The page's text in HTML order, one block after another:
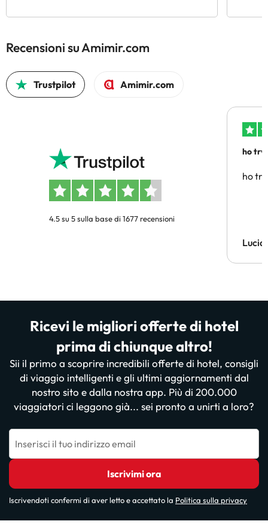
Recensioni su Amimir.com
Trustpilot Amimir.com
4.5 su 5 sulla base di 1677 recensioni
ho
ho
Lucia
Ricevi le migliori offerte di hotel
prima di chiunque altro!
Sii il primo a scoprire incredibili offerte di hotel, consigli
di viaggio intelligenti e gli ultimi aggiornamenti dal
nostro sito e dalla nostra app. Più di 200.000
viaggiatori ci leggono già... sei pronto a unirti a loro?
Inserisci il tuo indirizzo email
Iscrivimi ora
Iscrivendoti confermi di aver letto e accettato la Politica sulla privacy